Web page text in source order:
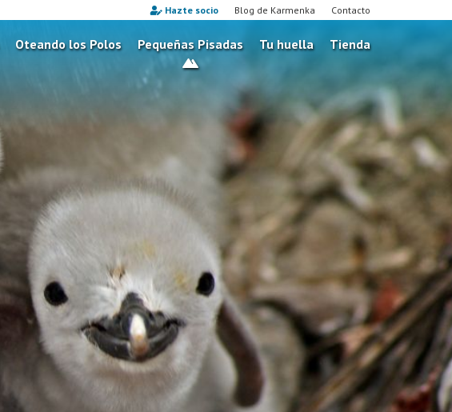
Hazte socio Blog de Karmenka Contacto
Oteando los Polos Pequeñas Pisadas Tu huella Tienda